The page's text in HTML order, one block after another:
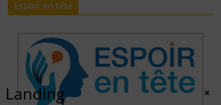
Espoir en tête
Landing ×